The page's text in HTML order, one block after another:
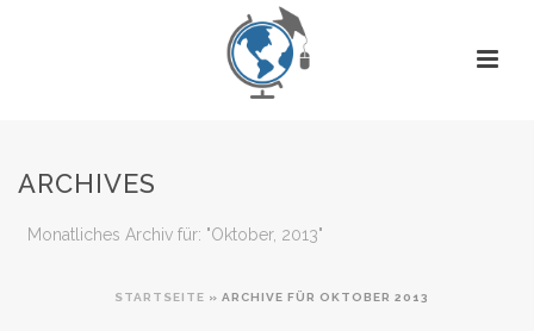
ARCHIVES
Monatliches Archiv für: "Oktober, 2013"
STARTSEITE » ARCHIVE FÜR OKTOBER 2013